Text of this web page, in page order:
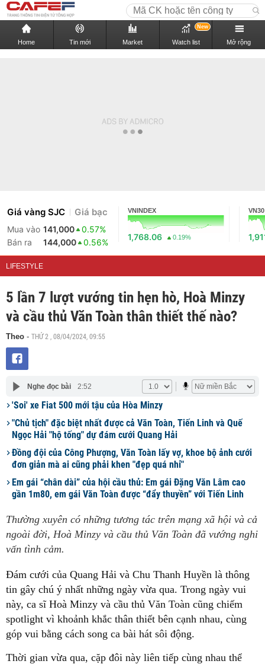
Home Tin mới Market Watch list
New
Mở rộng
Giá vàng SJC Giá bạc
Mua vào 141,000
0.57%
Bán ra
144,000 0.56%
VNINDEX
1,768.06 0.19%
VN30
LIFESTYLE
5 lần 7 lượt vướng tin hẹn hò, Hoà Minzy
và cầu thủ Văn Toàn thân thiết thế nào?
Theo - THỨ 2 , 08/04/2024, 09:55
Nghe đọc bài 2:52
'Soi' xe Fiat 500 mới tậu của Hòa Minzy
"Chủ tịch" đặc biệt nhất được cả Văn Toàn, Tiến Linh và Quế
Ngọc Hải "hộ tống" dự đám cưới Quang Hải
Đồng đội của Công Phượng, Văn Toàn lấy vợ, khoe bộ ảnh cưới
đơn giản mà ai cũng phải khen "đẹp quá nhỉ"
Em gái “chân dài” của hội cầu thủ: Em gái Đặng Văn Lâm cao
gần 1m80, em gái Văn Toàn được “đẩy thuyền” với Tiến Linh
Thường xuyên có những tương tác trên mạng xã hội và cả
ngoài đời, Hoà Minzy và cầu thủ Văn Toàn đã vướng nghi
vấn tình cảm.
Đám cưới của Quang Hải và Chu Thanh Huyền là thông
tin gây chú ý nhất những ngày vừa qua. Trong ngày vui
này, ca sĩ Hoà Minzy và cầu thủ Văn Toàn cũng chiếm
spotlight vì khoảnh khắc thân thiết bên cạnh nhau, cùng
góp vui bằng cách song ca bài hát sôi động.
Thời gian vừa qua, cặp đôi này liên tiếp cùng nhau thể